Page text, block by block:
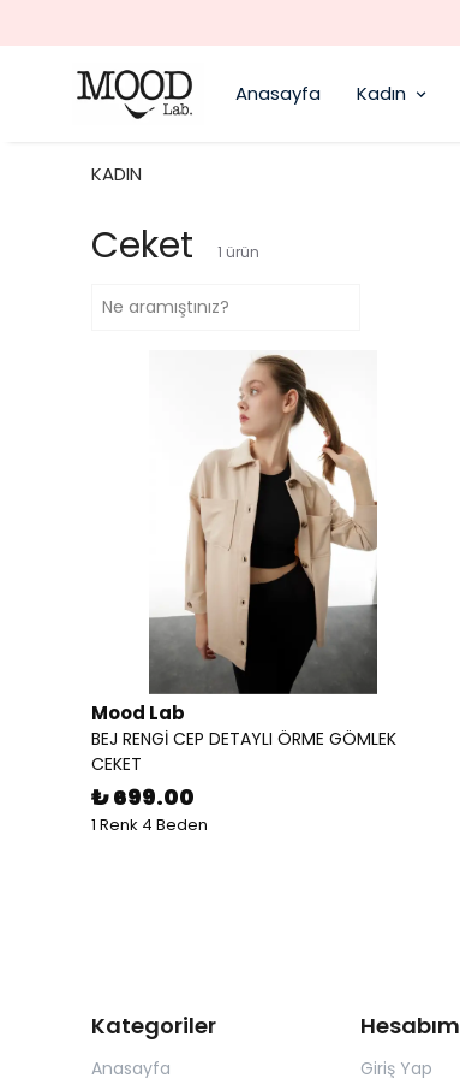
Anasayfa Kadın
KADIN
Ceket 1 ürün
Mood Lab
BEJ RENGİ CEP DETAYLI ÖRME GÖMLEK
CEKET
₺ 699.00
1 Renk 4 Beden
Kategoriler
Anasayfa
Hesabım
Giriş Yap